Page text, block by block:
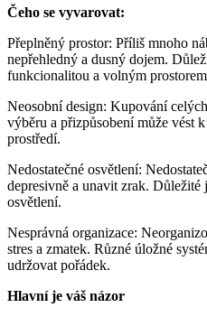
Čeho se vyvarovat:
Přeplněný prostor: Příliš mnoho
nepřehledný a dusný dojem.
funkcionalitou a volným
Neosobní design: Kupování
výběru a přizpůsobení může vést
prostředí.
Nedostatečné osvětlení:
depresivně a unavit zrak.
osvětlení.
Nesprávná organizace:
stres a zmatek. Různé úložné
udržovat pořádek.
Hlavní je váš názor